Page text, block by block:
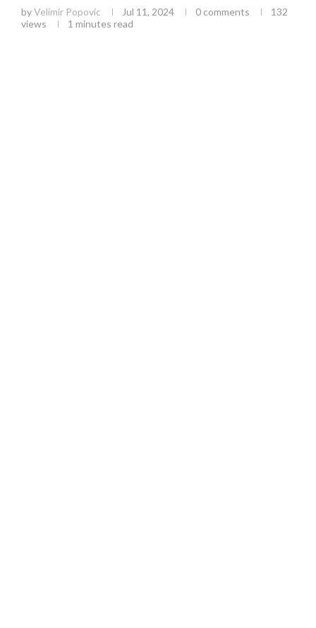
byVelimir Popovic Jul 11, 2024 0 comments
132
views
1 minutes read